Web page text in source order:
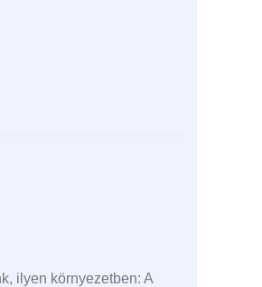
ilyen környezetben: A